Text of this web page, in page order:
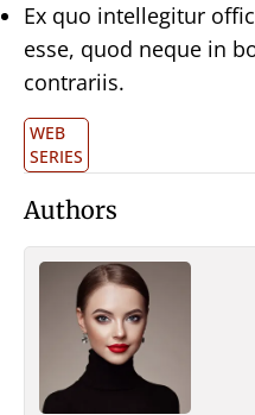
Ex quo intellegitur
esse, quod neque in
contrariis.
WEB
SERIES
Authors